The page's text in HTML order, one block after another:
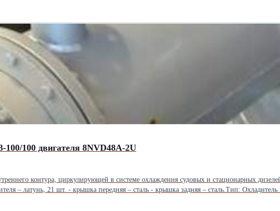
100/100 двигателя 8NVD48A-2U
в системе охлаждения судовых и стационарных дизелей. Исполнение: - трубки охладителя – латунь, 194 шт. -
– латунь, 21 шт. - крышка передняя – сталь - крышка задняя – сталь.Тип:
охлаждаемой воды, не более: 90 град С Температура охлаждающей воды, не